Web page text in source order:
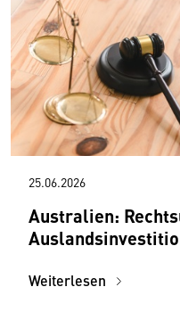
25.06.2026
Australien:
Weiterlesen